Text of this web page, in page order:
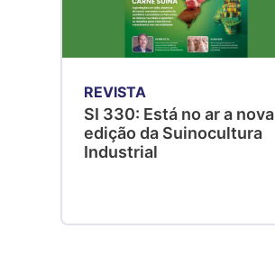
REVISTA
SI 330: Está no ar a nova
edição da Suinocultura
Industrial